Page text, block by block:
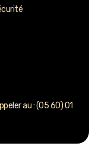
au : (05 60) 01